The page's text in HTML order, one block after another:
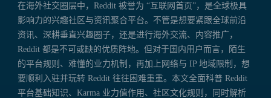
在海外社交圈层中，Reddit 被誉为 “互联网首页”，是全球极具
影响力的兴趣社区与资讯聚合平台。不管是想要紧跟全球前沿
资讯、深耕垂直兴趣圈子，还是进行海外交流、内容推广，
Reddit 都是不可或缺的优质阵地。但对于国内用户而言，陌生
的平台规则、难懂的业力机制，再加上网络与 IP 地域限制，想
要顺利入驻并玩转 Reddit 往往困难重重。本文全面科普 Reddit
平台基础知识、Karma 业力值作用、社区文化规则，同时解析